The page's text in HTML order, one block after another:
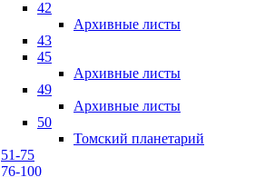
42
Архивные листы
43
45
Архивные листы
49
Архивные листы
50
Томский планетарий
51-75
76-100